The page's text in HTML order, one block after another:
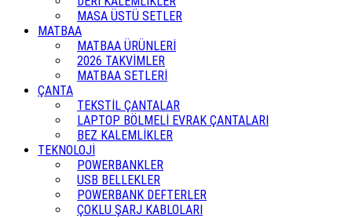
MASA ÜSTÜ SETLER
MATBAA
MATBAA ÜRÜNLERİ
2026 TAKVİMLER
MATBAA SETLERİ
ÇANTA
TEKSTİL ÇANTALAR
LAPTOP BÖLMELİ EVRAK ÇANTALARI
BEZ KALEMLİKLER
TEKNOLOJİ
POWERBANKLER
USB BELLEKLER
POWERBANK DEFTERLER
ÇOKLU ŞARJ KABLOLARI